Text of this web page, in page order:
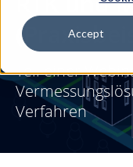
Accept
Teil einer
Verfahren